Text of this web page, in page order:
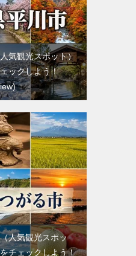
気観光スポット）
ックしよう！
人気観光スポッ
チェックしよう！